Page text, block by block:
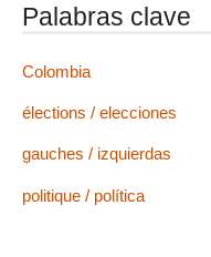
Palabras clave
Colombia
élections / elecciones
gauches / izquierdas
politique / política